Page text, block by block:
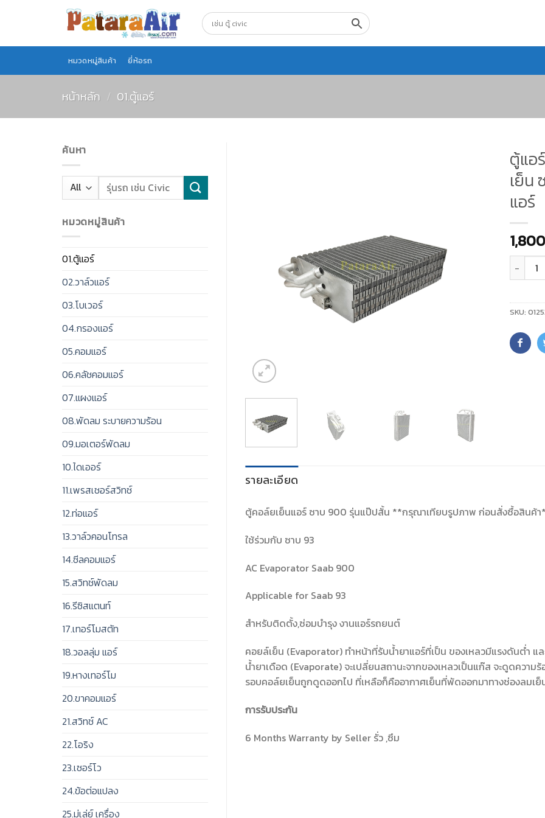
หมวดหมู่สินค้า ยี่ห้อรถ
หน้าหลัก / 01.ตู้แอร์
ค้นหา
หมวดหมู่สินค้า
01.ตู้แอร์
02.วาล์วแอร์
03.โบเวอร์
04.กรองแอร์
05.คอมแอร์
06.คลัชคอมแอร์
07.แผงแอร์
08.พัดลม ระบายความร้อน
09.มอเตอร์พัดลม
10.ไดเออร์
11.เพรสเชอร์สวิทช์
12.ท่อแอร์
13.วาล์วคอนโทรล
14.ซีลคอมแอร์
15.สวิทช์พัดลม
16.รีซิสแตนท์
17.เทอร์โมสตัท
18.วอลลุ่ม แอร์
19.หางเทอร์โม
20.ขาคอมแอร์
21.สวิทช์ AC
22.โอริง
23.เซอร์โว
24.ข้อต่อแปลง
25.มู่เล่ย์ เครื่อง
ตู้แอ
เย็น
แอร์
1,800
SKU:
รายละเอียด
ตู้คอล์ยเย็นแอร์ ซาบ 900 รุ่นแป๊ปสั้น **กรุณาเทียบรูปภาพ ก่อนสั่งซื้อสินค้า
ใช้ร่วมกับ ซาบ 93
AC Evaporator Saab 900
Applicable for Saab 93
สำหรับติดตั้ง,ซ่อมบำรุง งานแอร์รถยนต์
คอยล์เย็น (Evaporator) ทำหน้าที่รับน้ำยาแอร์ที่เป็น ของเหลวมีแรงดันต่ำ
น้ำยาเดือด (Evaporate) จะเปลี่ยนสถานะจากของเหลวเป็นแก๊ส จะดูดความ
รอบคอล์ยเย็นถูกดูดออกไป ที่เหลือก็คืออากาศเย็นที่พัดออกมาทางช่องลมเย็
การรับประกัน
6 Months Warranty by Seller รั่ว ,ซึม